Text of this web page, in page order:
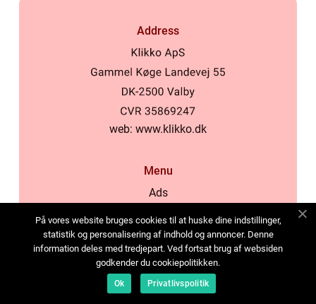
Address
web: www.klikko.dk
Menu
Ads
Cookies
Contact
Sitemap
På vores website bruges cookies til at huske dine indstillinger,
statistik og personalisering af indhold og annoncer. Denne
information deles med tredjepart. Ved fortsat brug af websiden
godkender du cookiepolitikken.
Ok Privatlivspolitik